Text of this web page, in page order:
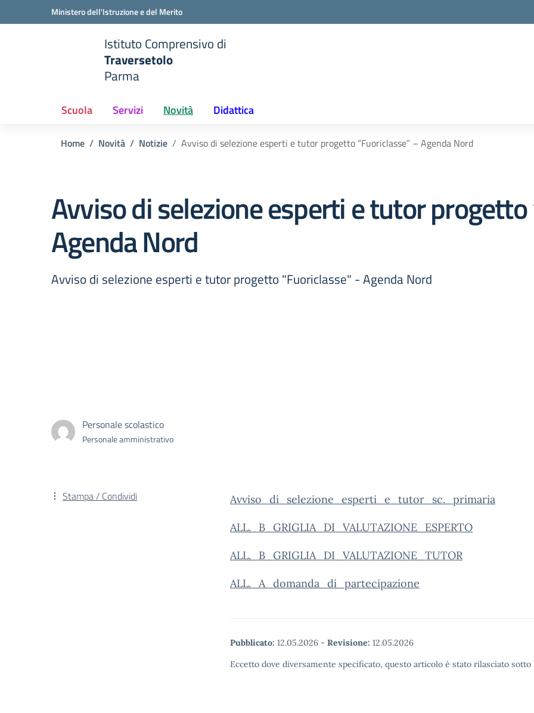
Vai ai contenuti
Vai al menu di navigazioneMinistero dell'Istruzione e del Merito
Istituto Comprensivo di
Traversetolo
Parma
Scuola Servizi Novità Didattica
Home Novità Notizie Avviso di selezione esperti e tutor progetto “Fuoriclasse” – Agenda Nord
Avviso di selezione esperti e tutor progetto
Agenda Nord
Avviso di selezione esperti e tutor progetto "Fuoriclasse" - Agenda Nord
Personale scolastico
Personale amministrativo
Avviso_di_selezione_esperti_e_tutor_sc._primaria
ALL._B_GRIGLIA_DI_VALUTAZIONE_ESPERTO
ALL._B_GRIGLIA_DI_VALUTAZIONE_TUTOR
ALL._A_domanda_di_partecipazione
Pubblicato: 12.05.2026 - Revisione: 12.05.2026
Eccetto dove diversamente specificato, questo articolo è stato rilasciato
Stampa / Condividi